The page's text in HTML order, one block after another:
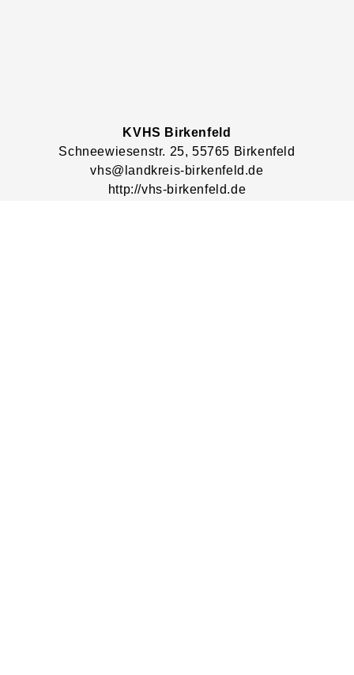
KVHS Birkenfeld
Schneewiesenstr. 25, 55765 Birkenfeld
vhs@landkreis-birkenfeld.de
http://vhs-birkenfeld.de